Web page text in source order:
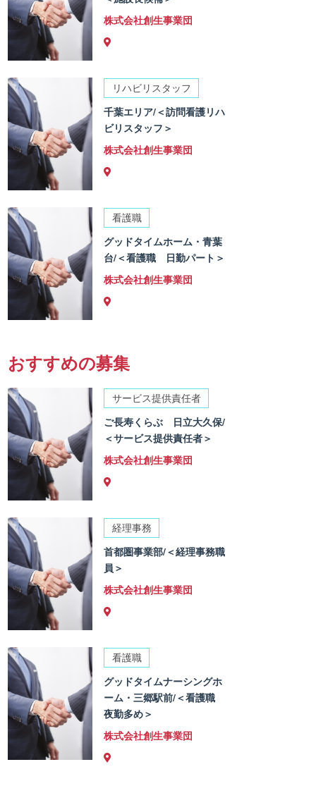
株式会社創生事業団
リハビリスタッフ
千葉エリア/＜訪問看護リハ
ビリスタッフ＞
株式会社創生事業団
看護職
グッドタイムホーム・青葉
台/＜看護職 日勤パート＞
株式会社創生事業団
おすすめの募集
サービス提供責任者
ご長寿くらぶ 日立大久保/
＜サービス提供責任者＞
株式会社創生事業団
経理事務
首都圏事業部/＜経理事務職
員＞
株式会社創生事業団
看護職
グッドタイムナーシングホ
ーム・三郷駅前/＜看護職
夜勤多め＞
株式会社創生事業団